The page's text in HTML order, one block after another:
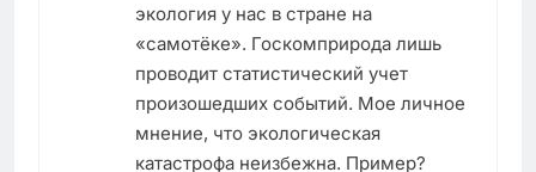
экология у нас в стране на
«самотёке». Госкомприрода лишь
проводит статистический учет
произошедших событий. Мое личное
мнение, что экологическая
катастрофа неизбежна. Пример?